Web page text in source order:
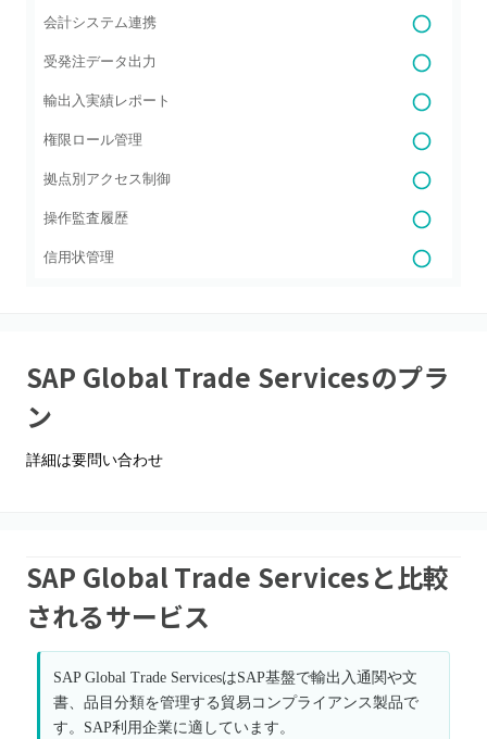
会計システム連携
受発注データ出力
輸出入実績レポート
権限ロール管理
拠点別アクセス制御
操作監査履歴
信用状管理
SAP Global Trade Servicesのプラ
ン
詳細は要問い合わせ
SAP Global Trade Servicesと比較
されるサービス
SAP Global Trade ServicesはSAP基盤で輸出入通関や文
書、品目分類を管理する貿易コンプライアンス製品で
す。SAP利用企業に適しています。